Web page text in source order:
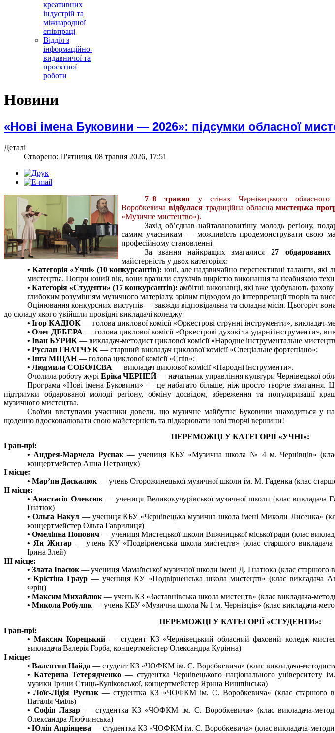
креативних
індустрій та
міжнародної
співпраці
Відділ з
інформаційно-
видавничої та
проєктної
роботи
Новини
«Нові імена Буковини — 2026»: підсумки обласної
Деталі
Створено: П'ятниця, 08 травня 2026, 17:51
7–8 травня у стінах Чернівецького
Воробкевича відбулася традиційна обласна мистецька
«Музичне мистецтво»).
Захід об’єднав найталановитішу молодь регіону,
самим учасникам — можливість продемонструвати свою
професійному становленні.
За звання найкращих змагалися27 обдарованих
майстерність у двох категоріях:
• Категорія «Учні» (10 конкурсантів): юні, але надзвичайно перспективні таланти, які
мистецтва. Попри юний вік, вони вразили слухачів щирістю виконання та неабиякою
• Категорія «Студенти» (17 конкурсантів): амбітні виконавці, які вже здобувають
глибоким розумінням музичного матеріалу, зрілим підходом до інтерпретації творів та
Оцінювання конкурсних виступів — завжди відповідальна та складна місія. Цьогоріч
до складу якого увійшли провідні викладачі коледжу:
• Ігор КАДЮК — голова циклової комісії «Оркестрові струнні інструменти», викладач-
• Олег ДЕБЕРА — голова циклової комісії «Оркестрові духові та ударні інструменти»,
• Іван БУРИК — викладач-методист циклової комісії «Народне інструментальне
• Руслан ГНАТЧУК — старший викладач циклової комісії «Спеціальне фортепіано»;
• Інга МІЦАН— голова циклової комісії «Спів»;
• Людмила СОБОЛЄВА — викладач циклової комісії «Народні інструменти».
Очолила роботу журіЕріка ЧЕРНЕЙ— начальник управління культури Чернівецької
Програма «Нові імена Буковини» — це набагато більше, ніж просто творче змагання.
підтримки обдарованої молоді регіону, обміну досвідом, збереження та популяризації
музичного мистецтва.
Своїми виступами учасники довели, що музичне майбутнє Буковини знаходиться у
щоденно вдосконалювати свою майстерність та підкорювати нові творчі вершини!
ПЕРЕМОЖЦІ У КАТЕГОРІЇ «УЧНІ»:
Гран-прі:
• Андрея-Марчела Руснак— учениця КБУ «Музична школа № 4 м. Чернівців» (клас
концертмейстер Анна Петращук)
I місце:
• Мар’ян Даскалюк — учень Сторожинецької музичної школи ім. М. Гаденка (клас
II місце:
• Анастасія Олексюк— учениця Великокучурівської музичної школи (клас викладача
Гнатюк)
• Ольга Накул — учениця КБУ «Чернівецька музична школа імені Миколи Лисенка»
концертмейстер Ольга Гаврилиця)
• Омеліяна Попович — учениця Мистецької школи Вижницької міської ради (клас
• Ян Житар— учень КУ «Подвірненська школа мистецтв» (клас старшого викладача
Ірина Злей)
III місце:
• Злата Івасюк — учениця Мамаївської музичної школи імені Д. Гнатюка (клас старшого
• Крістіна Граур — учениця КУ «Подвірненська школа мистецтв» (клас викладача
Фріц)
• Максим Михайлюк — учень КЗ «Заставнівська школа мистецтв» (клас викладача-
• Микола Робуляк — учень КБУ «Музична школа № 1 м. Чернівців» (клас викладача-
ПЕРЕМОЖЦІ У КАТЕГОРІЇ «СТУДЕНТИ»:
Гран-прі:
• Максим Корецький — студент КЗ «Чернівецький обласний фаховий коледж
викладача Валерія Горба, концертмейстер Олександра Курінна)
I місце:
• Валентин Найда — студент КЗ «ЧОФКМ ім. С. Воробкевича» (клас викладача-
• Катерина Тетерядченко — студентка Чернівецького національного університету
музики Ірини Стиць-Куліковської, концертмейстер Ярина Вишпінська)
• Лоїс-Лідія Руснак— студентка КЗ «ЧОФКМ ім. С. Воробкевича» (клас старшого
Наталія Чміль)
• Софія Лазар— студентка КЗ «ЧОФКМ ім. С. Воробкевича» (клас викладача-
Олександра Любчинська)
• Юлія Апрінцева — студентка КЗ «ЧОФКМ ім. С. Воробкевича» (клас викладача-